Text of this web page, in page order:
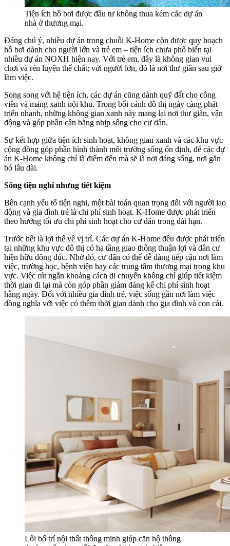
Tiện ích hồ bơi được đầu tư không thua kém các dự án
nhà ở thương mại.
Đáng chú ý, nhiều dự án trong chuỗi K-Home còn được quy hoạch
hồ bơi dành cho người lớn và trẻ em – tiện ích chưa phổ biến tại
nhiều dự án NOXH hiện nay. Với trẻ em, đây là không gian vui
chơi và rèn luyện thể chất; với người lớn, đó là nơi thư giãn sau giờ
làm việc.
Song song với hệ tiện ích, các dự án cũng dành quỹ đất cho công
viên và mảng xanh nội khu. Trong bối cảnh đô thị ngày càng phát
triển nhanh, những không gian xanh này mang lại nơi thư giãn, vận
động và góp phần cân bằng nhịp sống cho cư dân.
Sự kết hợp giữa tiện ích sinh hoạt, không gian xanh và các khu vực
cộng đồng góp phần hình thành môi trường sống ổn định, để các dự
án K-Home không chỉ là điểm đến mà sẽ là nơi đáng sống, nơi gắn
bó lâu dài.
Sống tiện nghi nhưng tiết kiệm
Bên cạnh yếu tố tiện nghi, một bài toán quan trọng đối với người lao
động và gia đình trẻ là chi phí sinh hoạt. K-Home được phát triển
theo hướng tối ưu chi phí sinh hoạt cho cư dân trong dài hạn.
Trước hết là lợi thế về vị trí. Các dự án K-Home đều được phát triển
tại những khu vực đô thị có hạ tầng giao thông thuận lợi và dân cư
hiện hữu đông đúc. Nhờ đó, cư dân có thể dễ dàng tiếp cận nơi làm
việc, trường học, bệnh viện hay các trung tâm thương mại trong khu
vực. Việc rút ngắn khoảng cách di chuyển không chỉ giúp tiết kiệm
thời gian đi lại mà còn góp phần giảm đáng kể chi phí sinh hoạt
hằng ngày. Đối với nhiều gia đình trẻ, việc sống gần nơi làm việc
đồng nghĩa với việc có thêm thời gian dành cho gia đình và con cái.
Lối bố trí nội thất thông minh giúp căn hộ thông